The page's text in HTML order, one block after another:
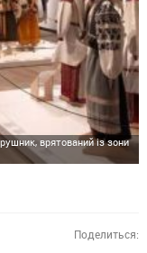
врятований із зони
Поделиться: